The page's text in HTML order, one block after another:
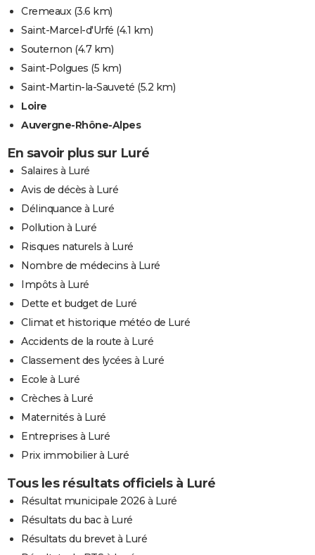
Cremeaux(3.6 km)
Saint-Marcel-d'Urfé (4.1 km)
Souternon (4.7 km)
Saint-Polgues (5 km)
Saint-Martin-la-Sauveté (5.2 km)
Loire
Auvergne-Rhône-Alpes
En savoir plus sur Luré
Salaires à Luré
Avis de décès à Luré
Délinquance à Luré
Pollution à Luré
Risques naturels à Luré
Nombre de médecins à Luré
Impôts à Luré
Dette et budget de Luré
Climat et historique météo de Luré
Accidents de la route à Luré
Classement des lycées à Luré
Ecole à Luré
Crèches à Luré
Maternités à Luré
Entreprises à Luré
Prix immobilier à Luré
Tous les résultats officiels à Luré
Résultat municipale 2026 à Luré
Résultats du bac à Luré
Résultats du brevet à Luré